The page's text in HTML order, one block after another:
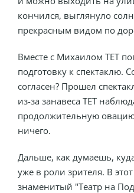
кончился, выглянуло
прекрасным видом по
Вместе с Михаилом ТЕТ
подготовку к спектаклю.
согласен? Прошел
из-за занавеса ТЕТ
продолжительную
ничего.
Дальше, как думаешь,
уже в роли зрителя. В
знаменитый "Театр на